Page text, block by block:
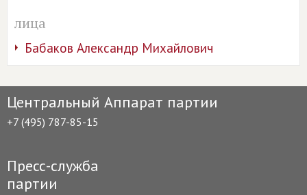
лица
Бабаков Александр Михайлович
Центральный Аппарат партии
+7 (495) 787-85-15
Пресс-служба
партии